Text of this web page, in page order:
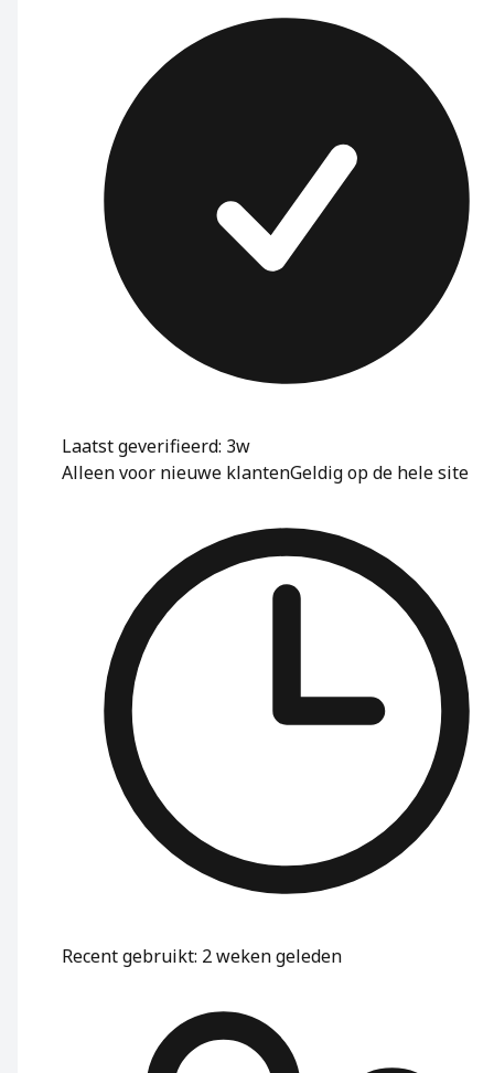
Laatst geverifieerd: 3w
Alleen voor nieuwe klantenGeldig op de hele site
Recent gebruikt: 2 weken geleden